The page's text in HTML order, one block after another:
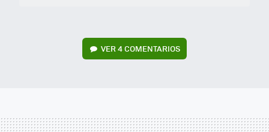
VER4 COMENTARIOS